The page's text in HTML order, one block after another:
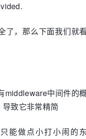
了，那么下面我们就
middleware中间件的
致它非常精简
能做点小打小闹的